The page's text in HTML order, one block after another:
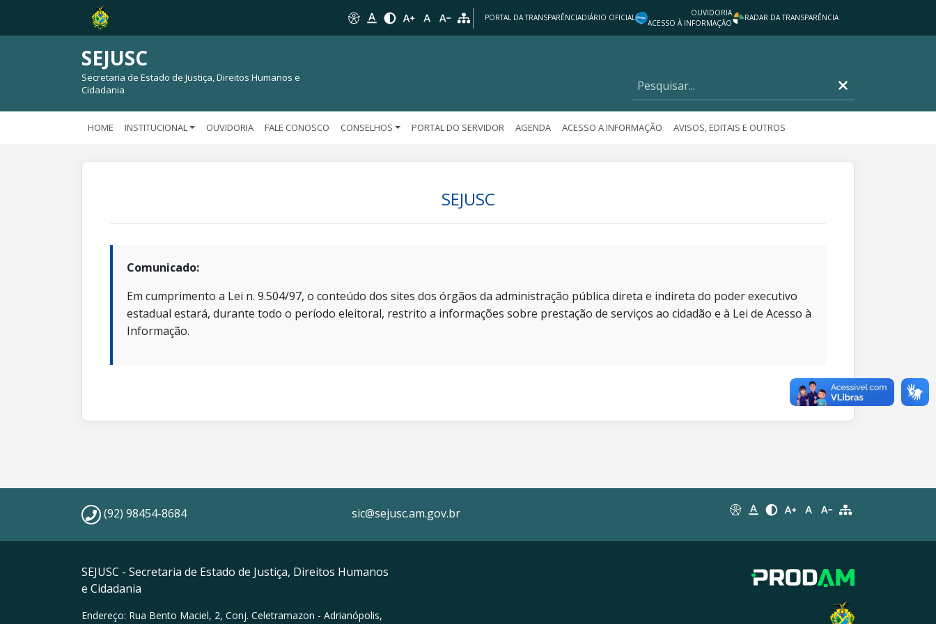
PORTAL DA TRANSPARÊNCIADIÁRIO OFICIAL
OUVIDORIA
ACESSO À INFORMAÇÃO
RADAR DA TRANSPARÊNCIA
SEJUSC
Secretaria de Estado de Justiça, Direitos Humanos e
Cidadania
HOME INSTITUCIONAL OUVIDORIA FALE CONOSCO CONSELHOS PORTAL DO SERVIDOR AGENDA ACESSO A INFORMAÇÃO AVISOS, EDITAIS E OUTROS
SEJUSC
Comunicado:
Em cumprimento a Lei n. 9.504/97, o conteúdo dos sites dos órgãos da administração pública direta e indireta do poder executivo
estadual estará, durante todo o período eleitoral, restrito a informações sobre prestação de serviços ao cidadão e à Lei de Acesso à
Informação.
(92) 98454-8684 sic@sejusc.am.gov.br
SEJUSC - Secretaria de Estado de Justiça, Direitos Humanos
e Cidadania
Endereço: Rua Bento Maciel, 2, Conj. Celetramazon - Adrianópolis,